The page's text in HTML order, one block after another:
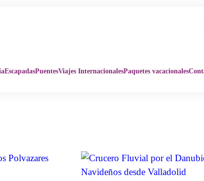
EscapadasPuentesViajes InternacionalesPaquetes vacacionales